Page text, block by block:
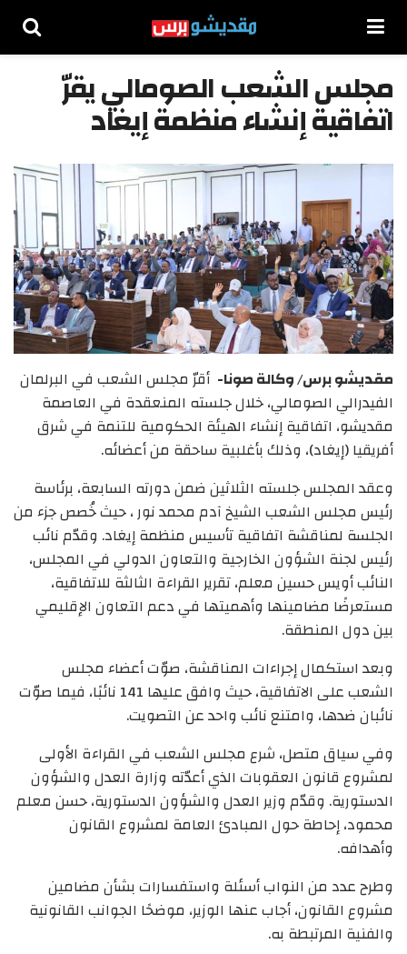
مجلس الشعب الصومالي يقرّ
اتفاقية إنشاء منظمة إيغاد
مقديشو برس/ وكالة صونا- أقرّ مجلس الشعب في البرلمان
الفيدرالي الصومالي، خلال جلسته المنعقدة في العاصمة
مقديشو، اتفاقية إنشاء الهيئة الحكومية للتنمة في شرق
أفريقيا (إيغاد)، وذلك بأغلبية ساحقة من أعضائه.
وعقد المجلس جلسته الثلاثين ضمن دورته السابعة، برئاسة
رئيس مجلس الشعب الشيخ آدم محمد نور ، حيث خُصص جزء من
الجلسة لمناقشة اتفاقية تأسيس منظمة إيغاد. وقدّم نائب
رئيس لجنة الشؤون الخارجية والتعاون الدولي في المجلس،
النائب أويس حسين معلم، تقرير القراءة الثالثة للاتفاقية،
مستعرضًا مضامينها وأهميتها في دعم التعاون الإقليمي
بين دول المنطقة.
وبعد استكمال إجراءات المناقشة، صوّت أعضاء مجلس
الشعب على الاتفاقية، حيث وافق عليها 141 نائبًا، فيما صوّت
نائبان ضدها، وامتنع نائب واحد عن التصويت.
وفي سياق متصل، شرع مجلس الشعب في القراءة الأولى
لمشروع قانون العقوبات الذي أعدّته وزارة العدل والشؤون
الدستورية. وقدّم وزير العدل والشؤون الدستورية، حسن معلم
محمود، إحاطة حول المبادئ العامة لمشروع القانون
وأهدافه.
وطرح عدد من النواب أسئلة واستفسارات بشأن مضامين
مشروع القانون، أجاب عنها الوزير، موضحًا الجوانب القانونية
والفنية المرتبطة به.